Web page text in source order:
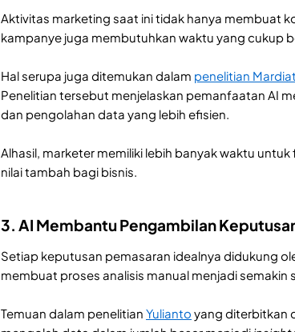
Aktivitas marketing saat ini tidak hanya membuat
kampanye juga membutuhkan waktu yang cukup
Hal serupa juga ditemukan dalam penelitian
Penelitian tersebut menjelaskan pemanfaatan AI
dan pengolahan data yang lebih efisien.
Alhasil, marketer memiliki lebih banyak waktu
nilai tambah bagi bisnis.
3. AI Membantu Pengambilan
Setiap keputusan pemasaran idealnya didukung
membuat proses analisis manual menjadi semakin
Temuan dalam penelitian Yulianto yang diterbitkan